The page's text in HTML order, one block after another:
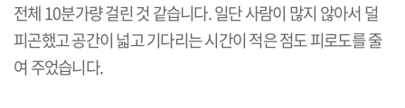
전체 10분가량 걸린 것 같습니다. 일단 사람이 많지 않아서 덜
피곤했고 공간이 넓고 기다리는 시간이 적은 점도 피로도를 줄
여 주었습니다.